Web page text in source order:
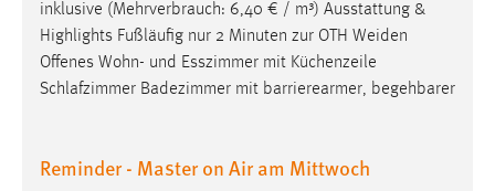
inklusive (Mehrverbrauch: 6,40 € / m³) Ausstattung &
Highlights Fußläufig nur 2 Minuten zur OTH Weiden
Offenes Wohn- und Esszimmer mit Küchenzeile
Schlafzimmer Badezimmer mit barrierearmer, begehbarer
Reminder - Master on Air am Mittwoch
Cookie Laufzeit:
Max. 13 Monate
Marketing Cookies werden von Drittanbietern